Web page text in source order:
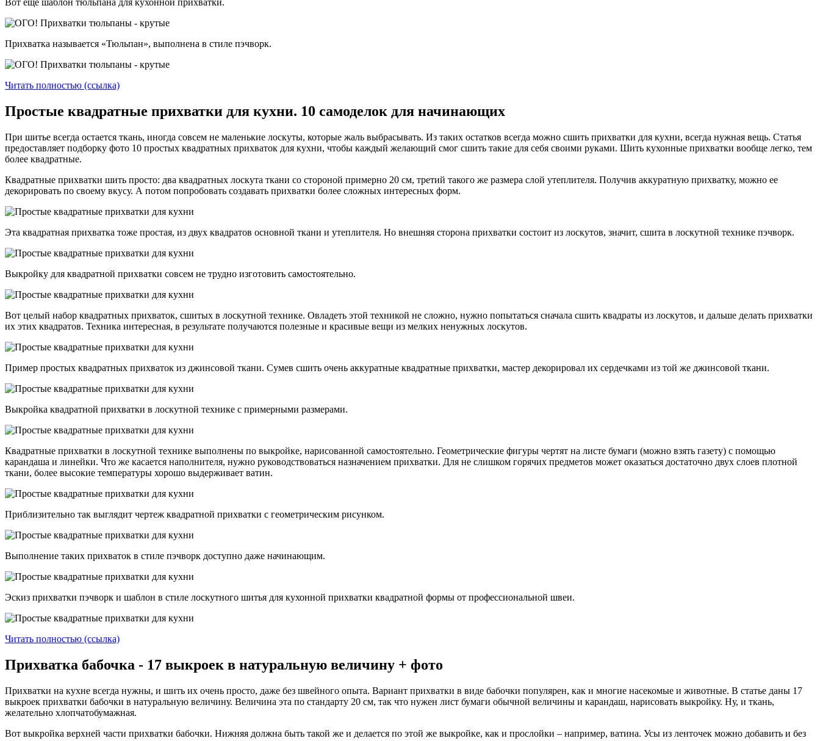
Вот еще шаблон тюльпана для кухонной прихватки.
Прихватка называется «Тюльпан», выполнена в стиле пэчворк.
Читать полностью (ссылка)
Простые квадратные прихватки для кухни. 10 самоделок для начинающих
При шитье всегда остается ткань, иногда совсем не маленькие лоскуты, которые жаль выбрасывать. Из таких остатков всегда можно сшить прихватки для кухни, всегда нужная вещь. Статья
предоставляет подборку фото 10 простых квадратных прихваток для кухни, чтобы каждый желающий смог сшить такие для себя своими руками. Шить кухонные прихватки вообще легко, тем
более квадратные.
Квадратные прихватки шить просто: два квадратных лоскута ткани со стороной примерно 20 см, третий такого же размера слой утеплителя. Получив аккуратную прихватку, можно ее
декорировать по своему вкусу. А потом попробовать создавать прихватки более сложных интересных форм.
Эта квадратная прихватка тоже простая, из двух квадратов основной ткани и утеплителя. Но внешняя сторона прихватки состоит из лоскутов, значит, сшита в лоскутной технике пэчворк.
Выкройку для квадратной прихватки совсем не трудно изготовить самостоятельно.
Вот целый набор квадратных прихваток, сшитых в лоскутной технике. Овладеть этой техникой не сложно, нужно попытаться сначала сшить квадраты из лоскутов, и дальше делать прихватки
их этих квадратов. Техника интересная, в результате получаются полезные и красивые вещи из мелких ненужных лоскутов.
Пример простых квадратных прихваток из джинсовой ткани. Сумев сшить очень аккуратные квадратные прихватки, мастер декорировал их сердечками из той же джинсовой ткани.
Выкройка квадратной прихватки в лоскутной технике с примерными размерами.
Квадратные прихватки в лоскутной технике выполнены по выкройке, нарисованной самостоятельно. Геометрические фигуры чертят на листе бумаги (можно взять газету) с помощью
карандаша и линейки. Что же касается наполнителя, нужно руководствоваться назначением прихватки. Для не слишком горячих предметов может оказаться достаточно двух слоев плотной
ткани, более высокие температуры хорошо выдерживает ватин.
Приблизительно так выглядит чертеж квадратной прихватки с геометрическим рисунком.
Выполнение таких прихваток в стиле пэчворк доступно даже начинающим.
Эскиз прихватки пэчворк и шаблон в стиле лоскутного шитья для кухонной прихватки квадратной формы от профессиональной швеи.
Читать полностью (ссылка)
Прихватка бабочка - 17 выкроек в натуральную величину + фото
Прихватки на кухне всегда нужны, и шить их очень просто, даже без швейного опыта. Вариант прихватки в виде бабочки популярен, как и многие насекомые и животные. В статье даны 17
выкроек прихватки бабочки в натуральную величину. Величина эта по стандарту 20 см, так что нужен лист бумаги обычной величины и карандаш, нарисовать выкройку. Ну, и ткань,
желательно хлопчатобумажная.
Вот выкройка верхней части прихватки бабочки. Нижняя должна быть такой же и делается по этой же выкройке, как и прослойки – например, ватина. Усы из ленточек можно добавить и без